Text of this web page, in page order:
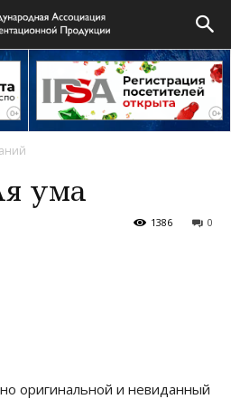
ума
0
1386
оригинальной и невиданный